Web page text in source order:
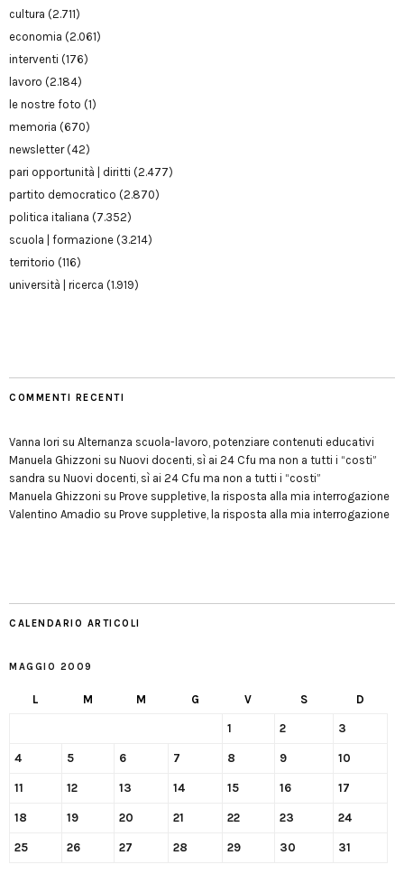
cultura (2.711)
economia (2.061)
interventi (176)
lavoro (2.184)
le nostre foto (1)
memoria (670)
newsletter(42)
pari opportunità | diritti (2.477)
partito democratico (2.870)
politica italiana (7.352)
scuola | formazione (3.214)
territorio (116)
università | ricerca (1.919)
COMMENTI RECENTI
Vanna Iori su Alternanza scuola-lavoro, potenziare contenuti educativi
Manuela Ghizzoni su Nuovi docenti, sì ai 24 Cfu ma non a tutti i “costi”
sandra su Nuovi docenti, sì ai 24 Cfu ma non a tutti i “costi”
Manuela Ghizzoni su Prove suppletive, la risposta alla mia interrogazione
Valentino Amadio su Prove suppletive, la risposta alla mia interrogazione
CALENDARIO ARTICOLI
MAGGIO 2009
L M M G V S D
1 2 3
4 5 6 7 8 9 10
11 12 13 14 15 16 17
18 19 20 21 22 23 24
25 26 27 28 29 30 31